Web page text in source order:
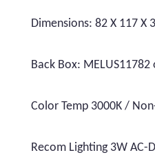
Dimensions: 82 X 117 X
Back Box: MELUS11782
Color Temp 3000K /
Recom Lighting 3W AC-